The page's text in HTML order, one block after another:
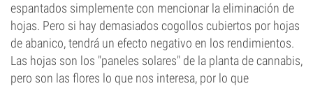
espantados simplemente con mencionar la eliminación de
hojas. Pero si hay demasiados cogollos cubiertos por hojas
de abanico, tendrá un efecto negativo en los rendimientos.
Las hojas son los "paneles solares" de la planta de cannabis,
pero son las flores lo que nos interesa, por lo que